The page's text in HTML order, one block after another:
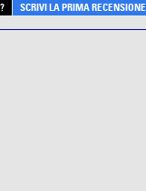
SCRIVI LA PRIMA RECENSIONE